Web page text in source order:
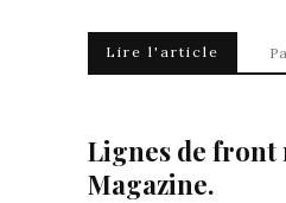
Lire l'article
Lignes de front
Magazine.